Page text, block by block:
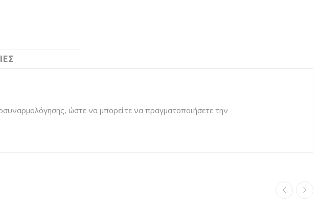
ώστε να μπορείτε να πραγματοποιήσετε την